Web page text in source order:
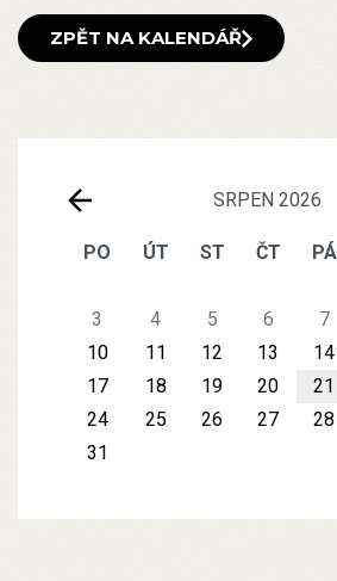
SRPEN 2026
PO ÚT ST ČT PÁ
3
4 5 6 7
10
11 12 13 14
17
18 19 20 21
24
25 26 27 28
31
ZPĚT NA KALENDÁŘ